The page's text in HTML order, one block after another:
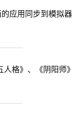
应用同步到模拟器
格》、《阴阳师》